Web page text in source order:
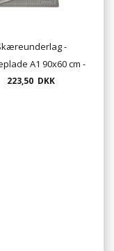
-
A1 90x60 cm -
3mm - farve grå
223,50 DKK